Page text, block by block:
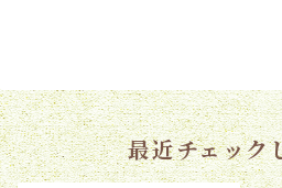
最近チェック